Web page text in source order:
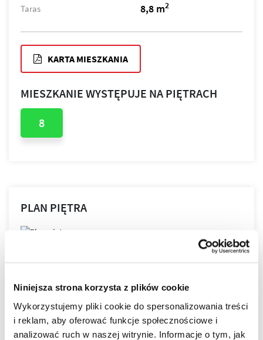
Niniejsza strona korzysta z plików cookie
Wykorzystujemy pliki cookie do spersonalizowania treści
i reklam, aby oferować funkcje społecznościowe i
analizować ruch w naszej witrynie. Informacje o tym, jak
Taras 8,8 m2
KARTA MIESZKANIA
MIESZKANIE WYSTĘPUJE NA PIĘTRACH
8
PLAN PIĘTRA
LOKALIZACJA